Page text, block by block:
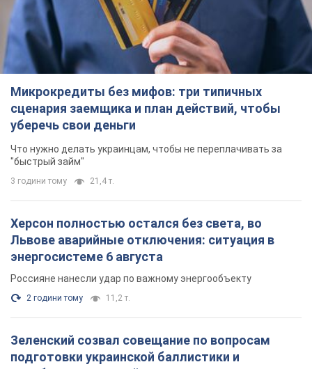
Микрокредиты без мифов: три типичных
сценария заемщика и план действий, чтобы
уберечь свои деньги
Что нужно делать украинцам, чтобы не переплачивать за
"быстрый займ"
3 години тому 21,4 т.
Херсон полностью остался без света, во
Львове аварийные отключения: ситуация в
энергосистеме 6 августа
Россияне нанесли удар по важному энергообъекту
2 години тому 11,2 т.
Зеленский созвал совещание по вопросам
подготовки украинской баллистики и